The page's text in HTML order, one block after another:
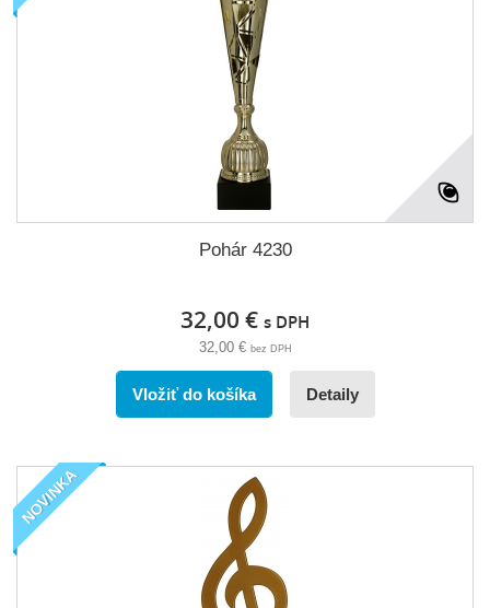
Pohár 4230
32,00 € s DPH
32,00 € bez DPH
Vložiť do košíka Detaily
NOVINKA